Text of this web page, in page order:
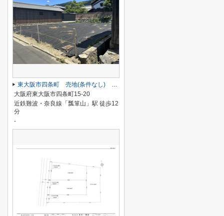
東大阪市四条町 売地(条件なし) ２号地
大阪府東大阪市四条町15-20
近鉄難波・奈良線「瓢箪山」駅 徒歩12
分
-